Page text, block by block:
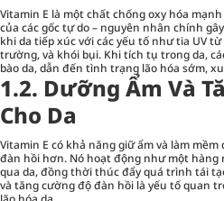
Vitamin E là một chất chống oxy hóa
của các gốc tự do – nguyên nhân chính
khi da tiếp xúc với các yếu tố như tia UV
trường, và khói bụi. Khi tích tụ trong da,
bào da, dẫn đến tình trạng lão hóa sớm,
1.2. Dưỡng Ẩm Và
Cho Da
Vitamin E có khả năng giữ ẩm và làm
đàn hồi hơn. Nó hoạt động như một hàng
qua da, đồng thời thúc đẩy quá trình tái
và tăng cường độ đàn hồi là yếu tố quan